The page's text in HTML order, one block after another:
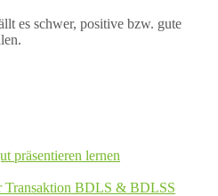
es schwer, positive bzw. gute
präsentieren lernen
Transaktion BDLS & BDLSS